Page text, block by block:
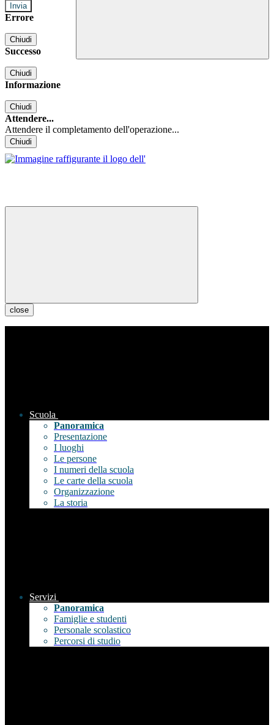
Errore
Chiudi
Successo
Chiudi
Informazione
Chiudi
Attendere...
Attendere il completamento dell'operazione...
Chiudi
close
Scuola
Panoramica
Presentazione
I luoghi
Le persone
I numeri della scuola
Le carte della scuola
Organizzazione
La storia
Servizi
Panoramica
Famiglie e studenti
Personale scolastico
Percorsi di studio